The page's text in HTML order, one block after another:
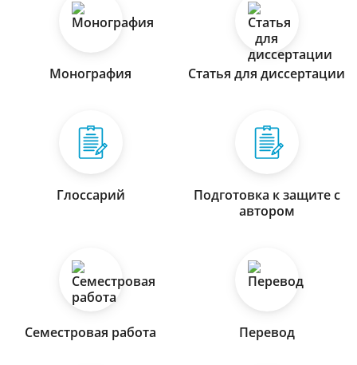
Монография Статья для диссертации
Глоссарий
Подготовка к защите с
автором
Семестровая работа Перевод